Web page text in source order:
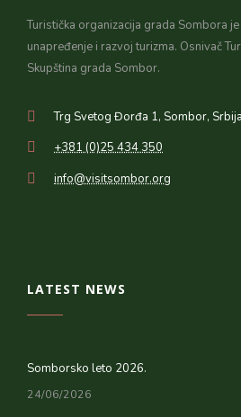
Turistička organizacija grada Sombora
unapređenje i razvoj turizma. Osnivač
Skupština grada Sombor.
Trg Svetog Đorđa 1, Sombor, Srbija
+381 (0)25 434 350
info@visitsombor.org
LATEST NEWS
Somborsko leto 2026.
24/06/2026